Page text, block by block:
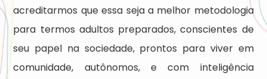
acreditarmos que essa seja a melhor metodologia
para termos adultos preparados, conscientes de
seu papel na sociedade, prontos para viver em
comunidade, autônomos, e com inteligência